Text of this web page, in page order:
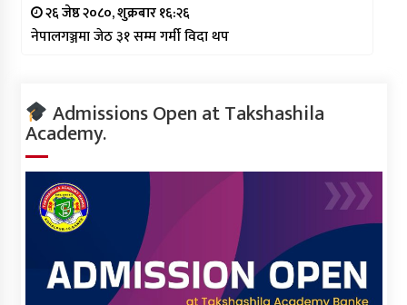
२६ जेष्ठ २०८०, शुक्रबार १६:२६
नेपालगञ्जमा जेठ ३१ सम्म गर्मी विदा थप
Admissions Open at Takshashila
Academy.